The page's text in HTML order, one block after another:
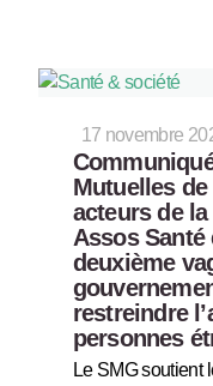
17 novembre
Mutuelles
acteurs de
Assos Santé
deuxième
restreindre
personnes
Le SMG soutient